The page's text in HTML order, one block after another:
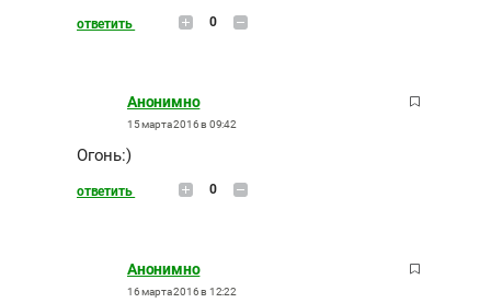
ответить 0
Анонимно
15 марта 2016 в 09:42
Огонь:)
ответить 0
Анонимно
16 марта 2016 в 12:22